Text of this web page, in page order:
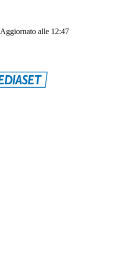
Aggiornato alle 12:47